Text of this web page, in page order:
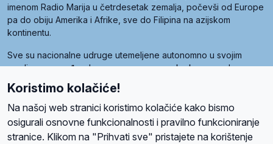
imenom Radio Marija u četrdesetak zemalja, počevši od Europe
pa do obiju Amerika i Afrike, sve do Filipina na azijskom
kontinentu.
Sve su nacionalne udruge utemeljene autonomno u svojim
zemljama, a međusobna su povezane preko krovne udruge
pod nazivom Svjetska obitelj Radio Marije (World Family of
Radio Maria). Svjetsku obitelj utemeljilo je sedam članica, među
kojima je i hrvatska Udruga Radio Marija.
Koristimo kolačiće!
Na našoj web stranici koristimo kolačiće kako bismo
osigurali osnovne funkcionalnosti i pravilno funkcioniranje
stranice. Klikom na "Prihvati sve" pristajete na korištenje